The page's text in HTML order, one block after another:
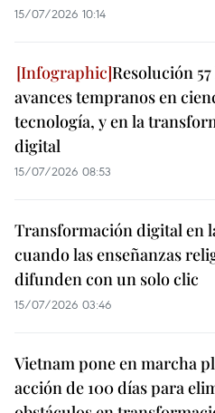
15/07/2026 10:14
Resolución
avances tempranos en
tecnología, y en la
digital
15/07/2026 08:53
Transformación digital en
cuando las enseñanzas
difunden con un solo clic
15/07/2026 03:46
Vietnam pone en marcha
acción de 100 días para